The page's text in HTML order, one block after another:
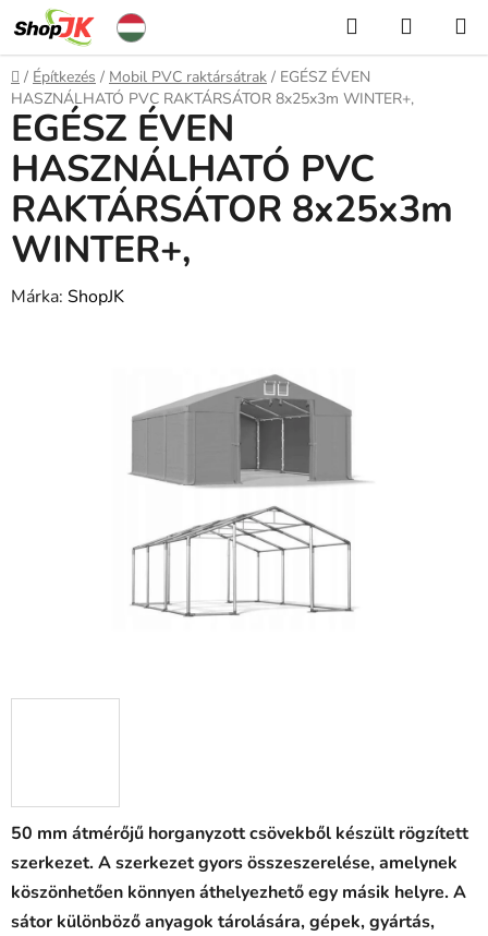
Ugrás
fő
tartalomhoz
KeresésKOSÁR
Kezdőlap
/ Építkezés / Mobil PVC raktársátrak / EGÉSZ ÉVEN
HASZNÁLHATÓ PVC RAKTÁRSÁTOR 8x25x3m WINTER+,
50 mm átmérőjű horganyzott csövekből készült rögzített
szerkezet. A szerkezet gyors összeszerelése, amelynek
köszönhetően könnyen áthelyezhető egy másik helyre. A
sátor különböző anyagok tárolására, gépek, gyártás,
EGÉSZ ÉVEN
HASZNÁLHATÓ PVC
RAKTÁRSÁTOR 8x25x3m
WINTER+,
Márka: ShopJK